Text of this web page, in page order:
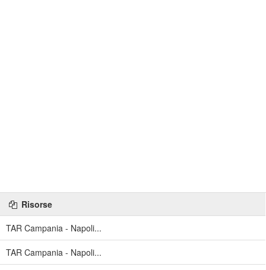
Risorse
TAR Campania - Napoli...
TAR Campania - Napoli...